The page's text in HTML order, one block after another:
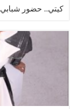
كيتي.. حضور شبابي